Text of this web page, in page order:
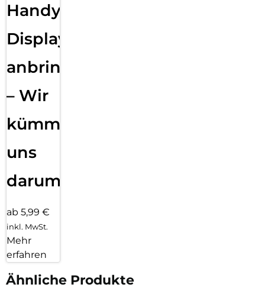
Handy
Displayfolie
anbringen
– Wir
kümmern
uns
darum!
ab 5,99 €
inkl. MwSt.
Mehr
erfahren
Ähnliche Produkte